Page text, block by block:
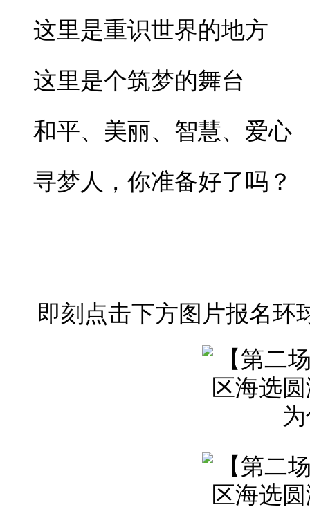
这里是重识世界的地方
这里是个筑梦的舞台
和平、美丽、智慧、爱心
寻梦人，你准备好了吗？
即刻点击下方图片报名环